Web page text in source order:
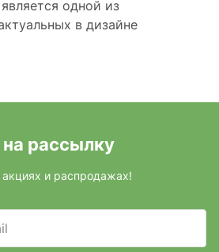
одной из
в дизайне
рассылку
акциях и распродажах!